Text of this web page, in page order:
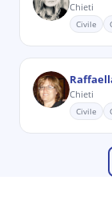
Chieti
Civile
Chieti
Civile